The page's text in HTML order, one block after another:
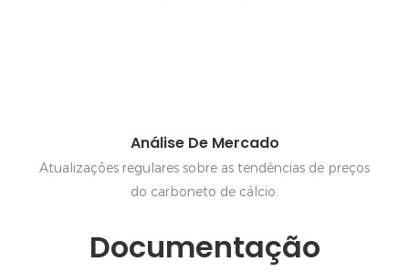
Análise De Mercado
Atualizações regulares sobre as tendências de preços
do carboneto de cálcio.
Documentação